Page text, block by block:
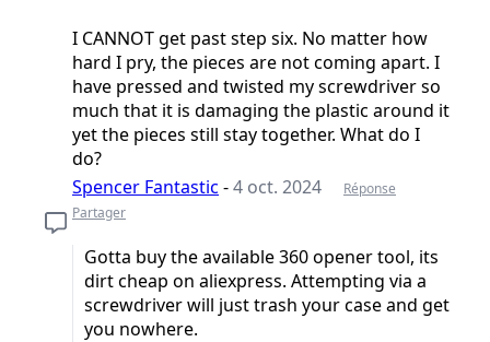
I CANNOT get past step six. No matter how
hard I pry, the pieces are not coming apart. I
have pressed and twisted my screwdriver so
much that it is damaging the plastic around it
yet the pieces still stay together. What do I
do?
Spencer Fantastic -4 oct. 2024
Réponse
Partager
Gotta buy the available 360 opener tool, its
dirt cheap on aliexpress. Attempting via a
screwdriver will just trash your case and get
you nowhere.